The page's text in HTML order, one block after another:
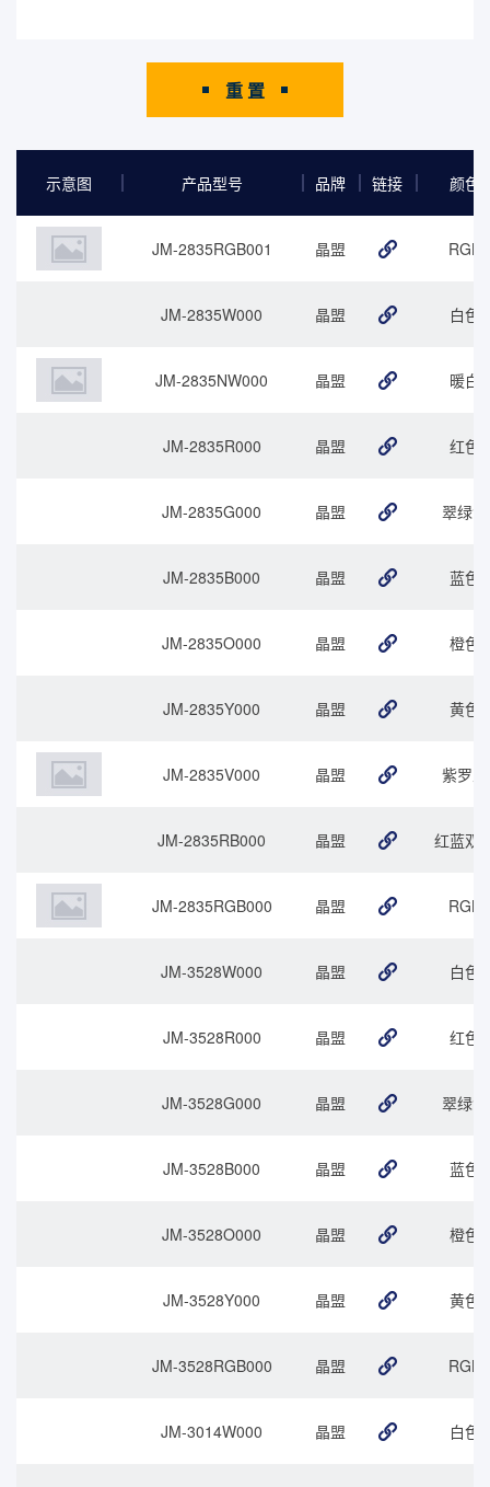
重 置
示意图 产品型号 品牌 链接 颜色
JM-2835RGB001 晶盟 RGB
JM-2835W000 晶盟 白色
JM-2835NW000 晶盟 暖白
JM-2835R000 晶盟 红色
JM-2835G000 晶盟 翠绿色
JM-2835B000 晶盟 蓝色
JM-2835O000 晶盟 橙色
JM-2835Y000 晶盟 黄色
JM-2835V000 晶盟 紫罗兰
JM-2835RB000 晶盟 红蓝双
JM-2835RGB000 晶盟 RGB
JM-3528W000 晶盟 白色
JM-3528R000 晶盟 红色
JM-3528G000 晶盟 翠绿色
JM-3528B000 晶盟 蓝色
JM-3528O000 晶盟 橙色
JM-3528Y000 晶盟 黄色
JM-3528RGB000 晶盟 RGB
JM-3014W000 晶盟 白色